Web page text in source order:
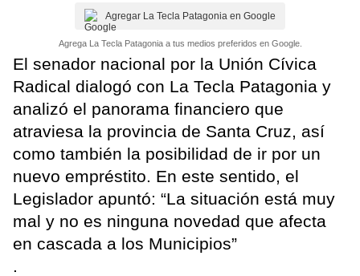
Agregar La Tecla Patagonia en Google
Agrega La Tecla Patagonia a tus medios preferidos en Google.
El senador nacional por la Unión Cívica
Radical dialogó con La Tecla Patagonia y
analizó el panorama financiero que
atraviesa la provincia de Santa Cruz, así
como también la posibilidad de ir por un
nuevo empréstito. En este sentido, el
Legislador apuntó: “La situación está muy
mal y no es ninguna novedad que afecta
en cascada a los Municipios”
.